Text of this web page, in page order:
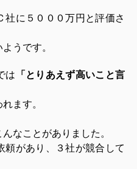
社に５０００万円と評価さ
うです。
は 「とりあえず高いこと言
ます。
なことがありました。
頼があり、３社が競合して